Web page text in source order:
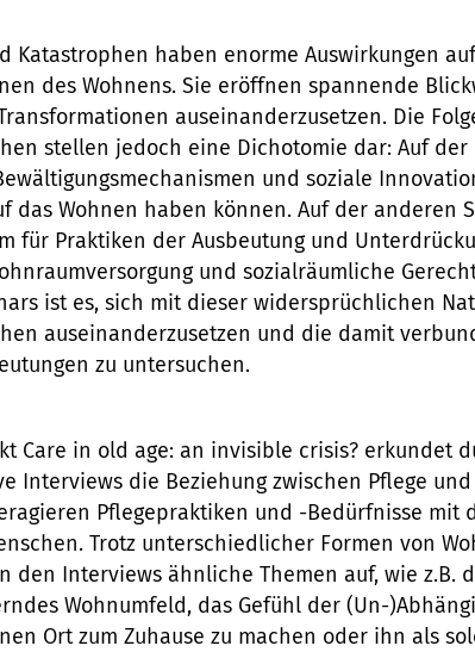
Katastrophen haben enorme Auswirkungen
des Wohnens. Sie eröffnen spannende
auseinanderzusetzen. Die
stellen jedoch eine Dichotomie dar: Auf
und soziale
das Wohnen haben können. Auf der anderen
für Praktiken der Ausbeutung und
und sozialräumliche
ist es, sich mit dieser widersprüchlichen
auseinanderzusetzen und die damit
zu untersuchen.
Care in old age: an invisible crisis? erkundet
Interviews die Beziehung zwischen Pflege
Pflegepraktiken und -Bedürfnisse mit
Trotz unterschiedlicher Formen von
den Interviews ähnliche Themen auf, wie z.B.
Wohnumfeld, das Gefühl der (Un-
Ort zum Zuhause zu machen oder ihn als